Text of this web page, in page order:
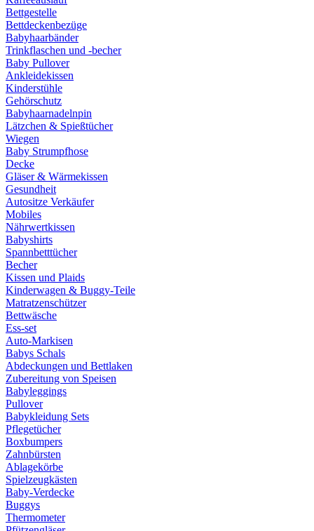
Bettgestelle
Bettdeckenbezüge
Babyhaarbänder
Trinkflaschen und -becher
Baby Pullover
Ankleidekissen
Kinderstühle
Gehörschutz
Babyhaarnadelnpin
Lätzchen & Spießtücher
Wiegen
Baby Strumpfhose
Decke
Gläser & Wärmekissen
Gesundheit
Autositze Verkäufer
Mobiles
Nährwertkissen
Babyshirts
Spannbetttücher
Becher
Kissen und Plaids
Kinderwagen & Buggy-Teile
Matratzenschützer
Bettwäsche
Ess-set
Auto-Markisen
Babys Schals
Abdeckungen und Bettlaken
Zubereitung von Speisen
Babyleggings
Pullover
Babykleidung Sets
Pflegetücher
Boxbumpers
Zahnbürsten
Ablagekörbe
Spielzeugkästen
Baby-Verdecke
Buggys
Thermometer